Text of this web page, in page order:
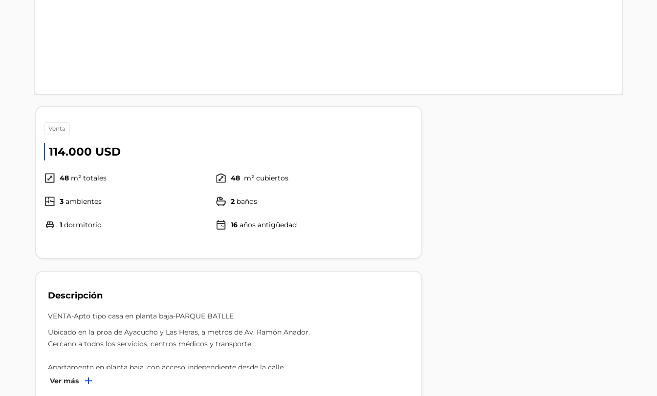
venta
114.000 USD
48 m² totales 48 m² cubiertos
3 ambientes 2 baños
1 dormitorio 16 años antigüedad
Descripción
VENTA-Apto tipo casa en planta baja-PARQUE BATLLE
Ubicado en la proa de Ayacucho y Las Heras, a metros de Av. Ramón Anador.
Cercano a todos los servicios, centros médicos y transporte.
Apartamento en planta baja, con acceso independiente desde la calle.
Living con cocina semi integrada, barra y parrillero interior.
Ver más